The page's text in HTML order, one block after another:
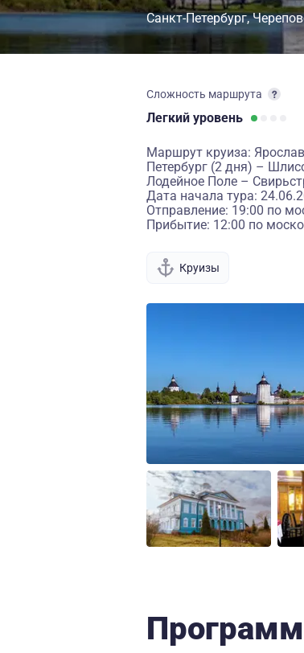
Санкт-Петербург
Сложность маршрута
Легкий уровень
Маршрут круиза:
Петербург (2 дня) –
Лодейное Поле –
Дата начала тура:
Отправление: 19:00 по
Прибытие: 12:00 по
Круизы